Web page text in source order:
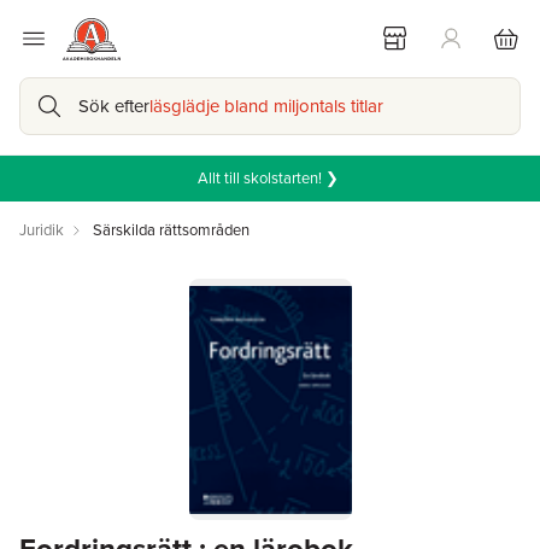
Sök efterläsglädje bland miljontals titlar
Allt till skolstarten! ❯
Juridik Särskilda rättsområden